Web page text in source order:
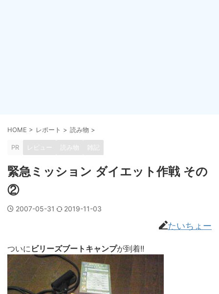
HOME > レポート > 読み物 >
PR レビュー 読み物 雑記
緊急ミッション ダイエット作戦 その
②
2007-05-31 2019-11-03
たいちょー
ついに ビリーズブートキャンプが到着!!